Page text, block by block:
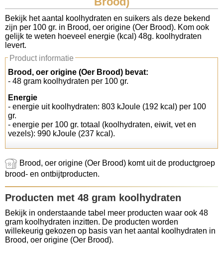
Koolhydraten tellen
Links
Bekijk het aantal koolhydraten en suikers als deze bekend
zijn per 100 gr. in Brood, oer origine (Oer Brood). Kom ook
gelijk te weten hoeveel energie (kcal) 48g. koolhydraten
levert.
Product informatie
Brood, oer origine (Oer Brood) bevat:
- 48 gram koolhydraten per 100 gr.
Energie
- energie uit koolhydraten: 803 kJoule (192 kcal) per 100
gr.
- energie per 100 gr. totaal (koolhydraten, eiwit, vet en
vezels): 990 kJoule (237 kcal).
Brood, oer origine (Oer Brood) komt uit de productgroep
brood- en ontbijtproducten.
Producten met 48 gram koolhydraten
Bekijk in onderstaande tabel meer producten waar ook 48
gram koolhydraten inzitten. De producten worden
willekeurig gekozen op basis van het aantal koolhydraten in
Brood, oer origine (Oer Brood).